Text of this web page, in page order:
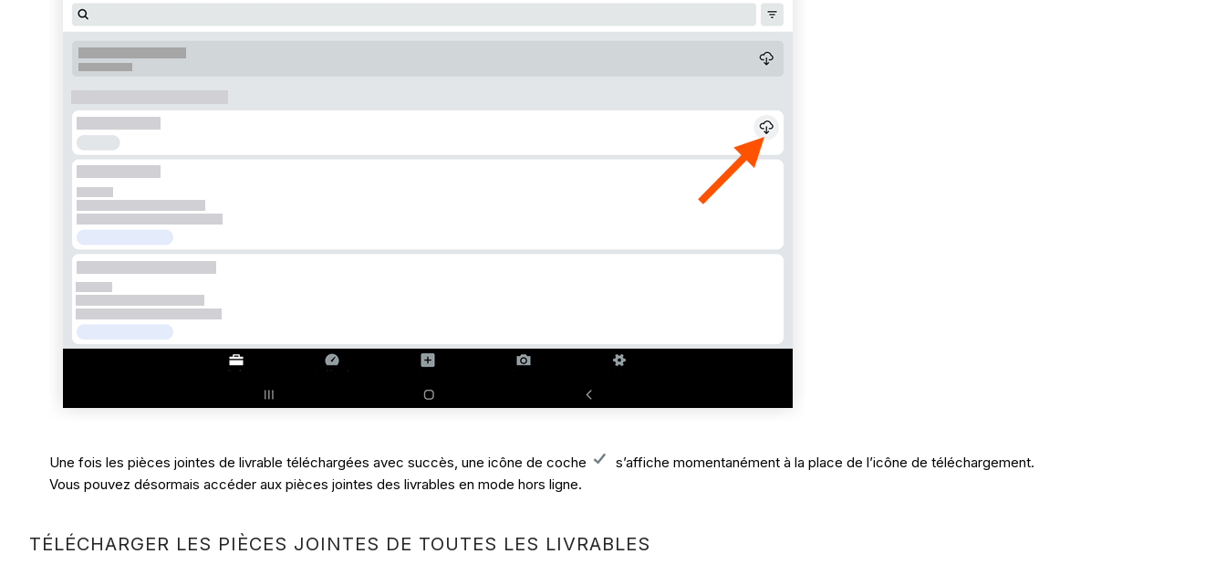
Une fois les pièces jointes de livrable téléchargées avec succès, une icône de coche
s’affiche momentanément à la place de l’icône de téléchargement.
Vous pouvez désormais accéder aux pièces jointes des livrables en mode hors ligne.
TÉLÉCHARGER LES PIÈCES JOINTES DE TOUTES LES LIVRABLES